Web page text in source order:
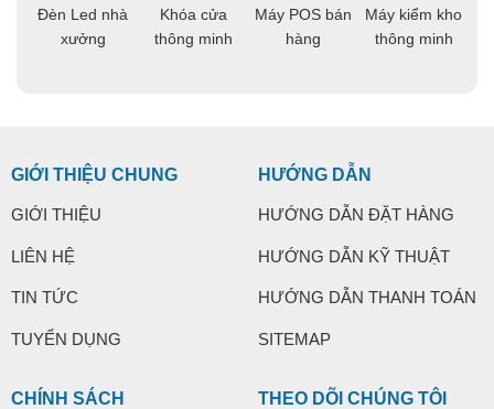
Đèn Led nhà
xưởng
Khóa cửa
thông minh
Máy POS bán
hàng
Máy kiểm kho
thông minh
GIỚI THIỆU CHUNG
GIỚI THIỆU
LIÊN HỆ
TIN TỨC
TUYỂN DỤNG
HƯỚNG DẪN
HƯỚNG DẪN ĐẶT HÀNG
HƯỚNG DẪN KỸ THUẬT
HƯỚNG DẪN THANH TOÁN
SITEMAP
CHÍNH SÁCH THEO DÕI CHÚNG TÔI